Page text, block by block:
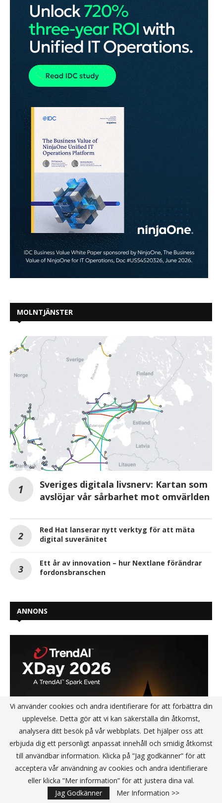
MOLNTJÄNSTER
Sveriges digitala livsnerv: Kartan som
avslöjar vår sårbarhet mot omvärlden
Red Hat lanserar nytt verktyg för att mäta
digital suveränitet
Ett år av innovation – hur Nextlane förändrar
fordonsbranschen
ANNONS
Vi använder cookies och andra identifierare för att förbättra din
upplevelse. Detta gör att vi kan säkerställa din åtkomst,
analysera ditt besök på vår webbplats. Det hjälper oss att
erbjuda dig ett personligt anpassat innehåll och smidig åtkomst
till användbar information. Klicka på ”Jag godkänner” för att
acceptera vår användning av cookies och andra identifierare
eller klicka ”Mer information” för att justera dina val.
Jag Godkänner
Mer Information >>